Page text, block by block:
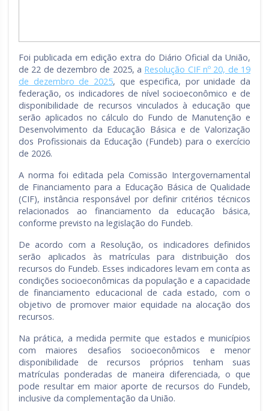
Foi publicada em edição extra do Diário Oficial da União,
de 22 de dezembro de 2025, a Resolução CIF nº 20, de 19
de dezembro de 2025, que especifica, por unidade da
federação, os indicadores de nível socioeconômico e de
disponibilidade de recursos vinculados à educação que
serão aplicados no cálculo do Fundo de Manutenção e
Desenvolvimento da Educação Básica e de Valorização
dos Profissionais da Educação (Fundeb) para o exercício
de 2026.
A norma foi editada pela Comissão Intergovernamental
de Financiamento para a Educação Básica de Qualidade
(CIF), instância responsável por definir critérios técnicos
relacionados ao financiamento da educação básica,
conforme previsto na legislação do Fundeb.
De acordo com a Resolução, os indicadores definidos
serão aplicados às matrículas para distribuição dos
recursos do Fundeb. Esses indicadores levam em conta as
condições socioeconômicas da população e a capacidade
de financiamento educacional de cada estado, com o
objetivo de promover maior equidade na alocação dos
recursos.
Na prática, a medida permite que estados e municípios
com maiores desafios socioeconômicos e menor
disponibilidade de recursos próprios tenham suas
matrículas ponderadas de maneira diferenciada, o que
pode resultar em maior aporte de recursos do Fundeb,
inclusive da complementação da União.